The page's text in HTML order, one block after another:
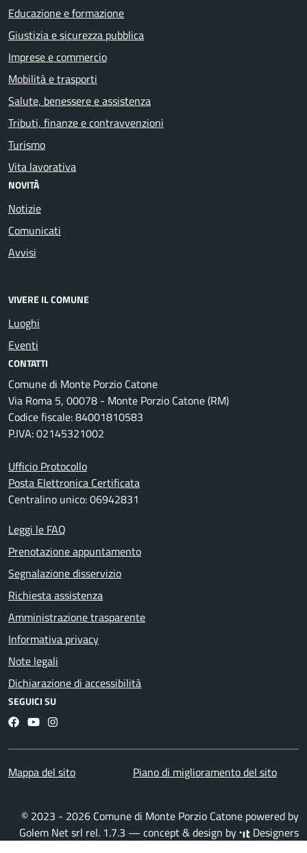
Educazione e formazione
Giustizia e sicurezza pubblica
Imprese e commercio
Mobilità e trasporti
Salute, benessere e assistenza
Tributi, finanze e contravvenzioni
Turismo
Vita lavorativa
NOVITÀ
Notizie
Comunicati
Avvisi
VIVERE IL COMUNE
Luoghi
Eventi
CONTATTI
Comune di Monte Porzio Catone
Via Roma 5, 00078 - Monte Porzio Catone (RM)
Codice fiscale: 84001810583
P.IVA: 02145321002
Ufficio Protocollo
Posta Elettronica Certificata
Centralino unico: 06942831
Leggi le FAQ
Prenotazione appuntamento
Segnalazione disservizio
Richiesta assistenza
Amministrazione trasparente
Informativa privacy
Note legali
Dichiarazione di accessibilità
SEGUICI SU
Facebook
YouTubeInstagram
Mappa del sito Piano di miglioramento del sito
© 2023 - 2026 Comune di Monte Porzio Catone powered by
Golem Net srl rel. 1.7.3 — concept & design by
Designers